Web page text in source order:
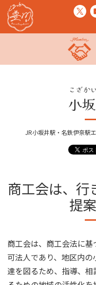
小
こざか
JR小坂井駅・名鉄伊奈駅
商工会は、行
提
商工会は、商工会法に
可法人であり、地区内
達を図るため、指導、